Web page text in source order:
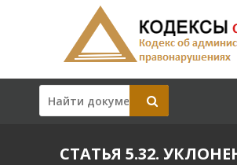
СТАТЬЯ 5.32.